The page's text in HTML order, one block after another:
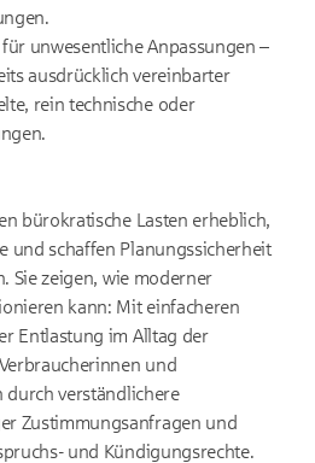
unwesentliche Anpassungen –
ausdrücklich vereinbarter
rein technische oder
bürokratische Lasten erheblich,
und schaffen Planungssicherheit
Sie zeigen, wie moderner
kann: Mit einfacheren
Entlastung im Alltag der
und
verständlichere
Zustimmungsanfragen und
und Kündigungsrechte.